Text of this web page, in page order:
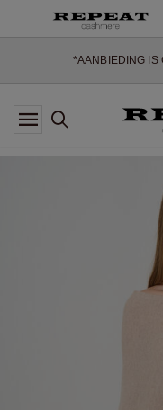
*AANBIEDING IS
*NIET